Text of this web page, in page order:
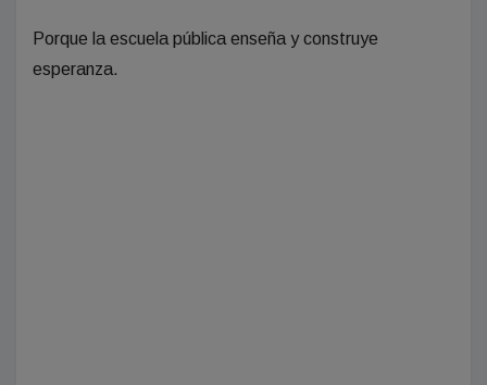
Porque la escuela pública enseña y construye
esperanza.